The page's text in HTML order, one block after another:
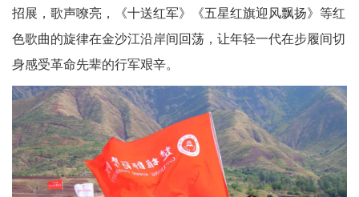
招展，歌声嘹亮，《十送红军》《五星红旗迎风飘扬》等红
色歌曲的旋律在金沙江沿岸间回荡，让年轻一代在步履间切
身感受革命先辈的行军艰辛。